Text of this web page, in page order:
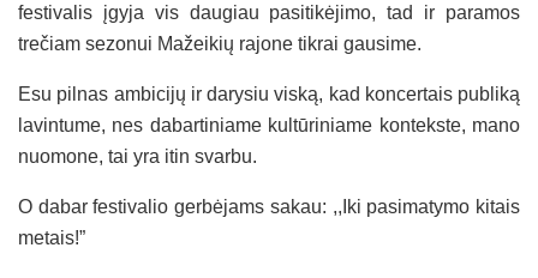
festivalis įgyja vis daugiau pasitikėjimo, tad ir paramos
trečiam sezonui Mažeikių rajone tikrai gausime.
Esu pilnas ambicijų ir darysiu viską, kad koncertais publiką
lavintume, nes dabartiniame kultūriniame kontekste, mano
nuomone, tai yra itin svarbu.
O dabar festivalio gerbėjams sakau: ,,Iki pasimatymo kitais
metais!”